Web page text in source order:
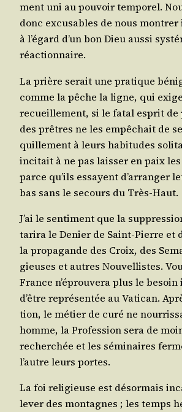
ment uni au pou­voir tem­po­rel.
donc excu­sables de nous
à l’égard d’un bon Dieu aus­si
réactionnaire.
La prière serait une pra­tique
comme la pêche la ligne, qui
recueille­ment, si le fatal esprit de
des prêtres ne les empê­chait de
quille­ment à leurs habi­tudes
inci­tait à ne pas lais­ser en paix
parce qu’ils essayent d’arranger
bas sans le secours du Très-Haut.
J’ai le sen­ti­ment que la
tari­ra le Denier de Saint-Pierre et
la pro­pa­gande des Croix, des
gieuses et autres Nou­vel­listes.
France n’éprouvera plus le
d’être repré­sen­tée au Vati­can.
tion, le métier de curé ne
homme, la Pro­fes­sion sera de
recher­chée et les sémi­naires
l’autre leurs portes.
La foi reli­gieuse est désor­mais
le­ver des mon­tagnes ; les temps